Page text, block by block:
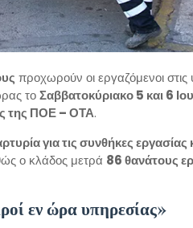
προχωρούν οι εργαζόμενοι στις
τοΣαββατοκύριακο 5 και 6
της ΠΟΕ – ΟΤΑ.
για τις συνθήκες εργασίας
ο κλάδος μετρά 86 θανάτους
εν ώρα υπηρεσίας»